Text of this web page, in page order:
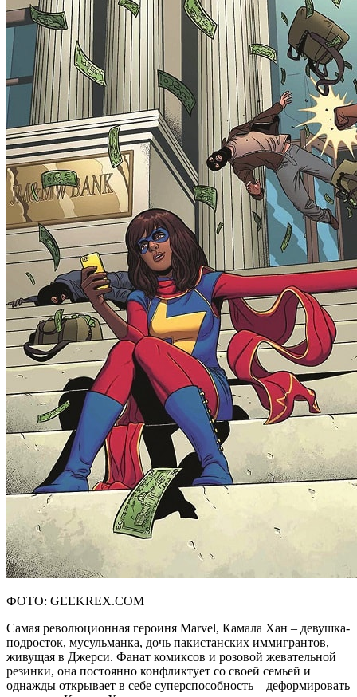
ФОТО: GEEKREX.COM
Самая революционная героиня Marvel, Камала Хан – девушка-
подросток, мусульманка, дочь пакистанских иммигрантов,
живущая в Джерси. Фанат комиксов и розовой жевательной
резинки, она постоянно конфликтует со своей семьей и
однажды открывает в себе суперспособность – деформировать